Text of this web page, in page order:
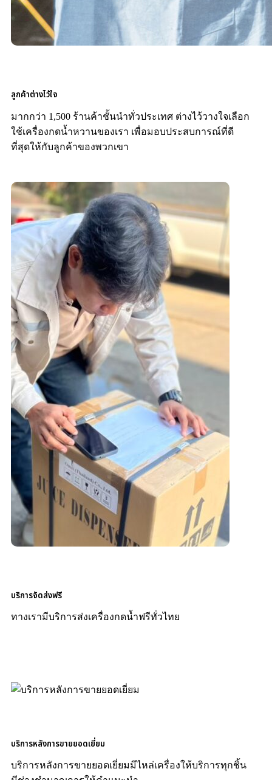
ลูกค้าต่างไว้ใจ
มากกว่า 1,500 ร้านค้าชั้นนำทั่วประเทศ ต่างไว้วางใจเลือก
ใช้เครื่องกดน้ำหวานของเรา เพื่อมอบประสบการณ์ที่ดี
ที่สุดให้กับลูกค้าของพวกเขา
บริการจัดส่งฟรี
ทางเรามีบริการส่งเครื่องกดน้ำฟรีทั่วไทย
บริการหลังการขายยอดเยี่ยม
บริการหลังการขายยอดเยี่ยมมีไหล่เครื่องให้บริการทุกชิ้น